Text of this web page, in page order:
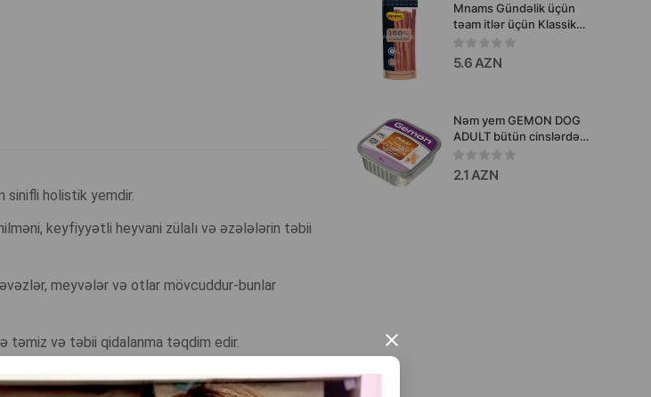
×
sinifli holistik yemdir.
keyfiyyətli heyvani zülalı və əzələlərin təbii
meyvələr və otlar mövcuddur-bunlar
təmiz və təbii qidalanma təqdim edir.
Mnams Gündəlik üçün
təam itlər üçün Klassik
kolbasa 80 q
5.6 AZN
Nəm yem GEMON DOG
ADULT bütün cinslərdən
olan böyüklər üçün
hinduşka dilimləri ilə ət
sousu 150 qr
2.1 AZN